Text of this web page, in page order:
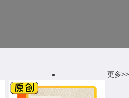
更多>>